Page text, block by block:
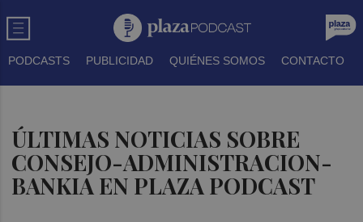
PODCASTS PUBLICIDAD QUIÉNES SOMOS CONTACTO
ÚLTIMAS NOTICIAS SOBRE
CONSEJO-ADMINISTRACION-
BANKIA EN PLAZA PODCAST